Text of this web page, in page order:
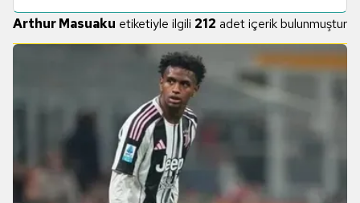
Arthur Masuaku etiketiyle ilgili 212 adet içerik bulunmuştur